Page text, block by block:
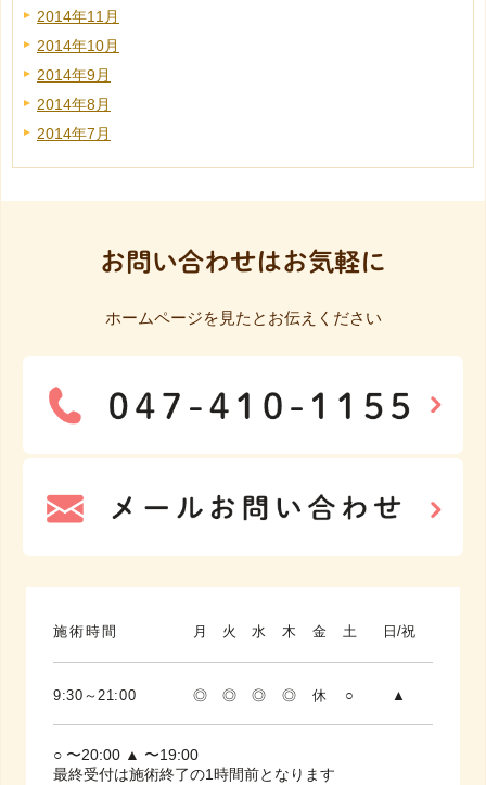
2014年11月
2014年10月
2014年9月
2014年8月
2014年7月
お問い合わせはお気軽に
ホームページを見たとお伝えください
施術時間 月 火 水 木 金 土 日/祝
9:30～21:00 ◎ ◎ ◎ ◎ 休 ○ ▲
○ 〜20:00 ▲ 〜19:00
最終受付は施術終了の1時間前となります